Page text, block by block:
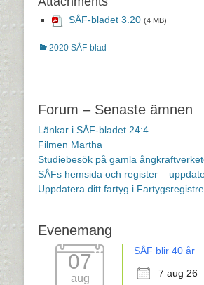
SÅF-bladet 3.20 (4 MB)
Kategorier
2020 SÅF-blad
Forum – Senaste ämnen
Länkar i SÅF-bladet 24:4
Filmen Martha
Studiebesök på gamla
SÅFs hemsida och register –
Uppdatera ditt fartyg i
Evenemang
07
aug
SÅF blir 40 år
7 aug 26